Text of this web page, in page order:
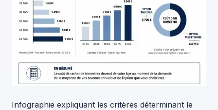
Infographie expliquant les critères déterminant le